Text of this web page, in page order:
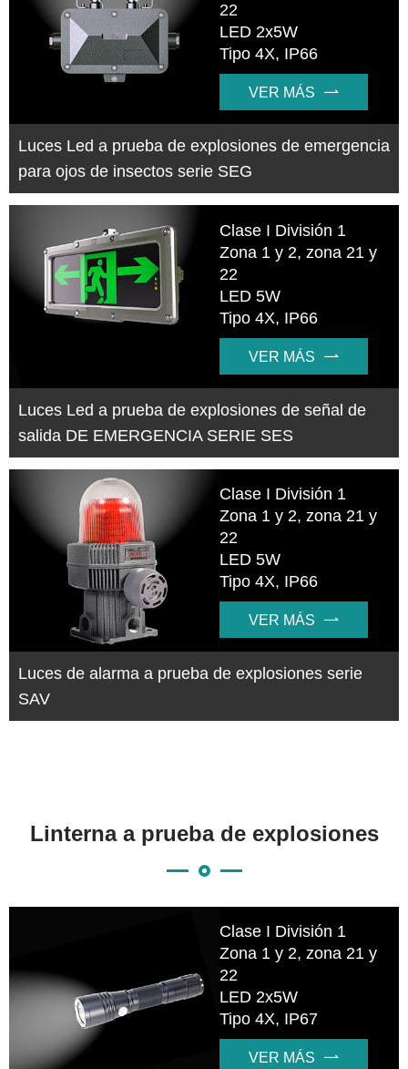
22
LED 2x5W
Tipo 4X, IP66
VER MÁS 
Luces Led a prueba de explosiones de emergencia
para ojos de insectos serie SEG
Clase I División 1
Zona 1 y 2, zona 21 y
22
LED 5W
Tipo 4X, IP66
VER MÁS 
Luces Led a prueba de explosiones de señal de
salida DE EMERGENCIA SERIE SES
Clase I División 1
Zona 1 y 2, zona 21 y
22
LED 5W
Tipo 4X, IP66
VER MÁS 
Luces de alarma a prueba de explosiones serie
SAV
Linterna a prueba de explosiones
Clase I División 1
Zona 1 y 2, zona 21 y
22
LED 2x5W
Tipo 4X, IP67
VER MÁS 